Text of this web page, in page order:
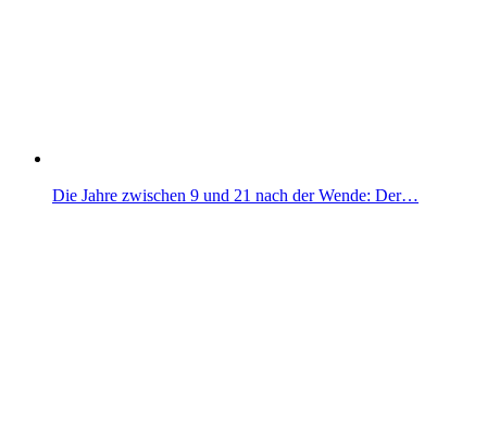
Die Jahre zwischen 9 und 21 nach der Wende: Der…